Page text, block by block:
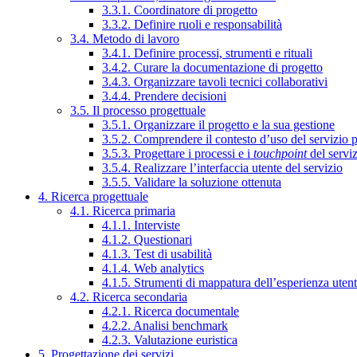
3.3.1. Coordinatore di progetto
3.3.2. Definire ruoli e responsabilità
3.4. Metodo di lavoro
3.4.1. Definire processi, strumenti e rituali
3.4.2. Curare la documentazione di progetto
3.4.3. Organizzare tavoli tecnici collaborativi
3.4.4. Prendere decisioni
3.5. Il processo progettuale
3.5.1. Organizzare il progetto e la sua gestione
3.5.2. Comprendere il contesto d’uso del servizio
3.5.3. Progettare i processi e i touchpointdel
3.5.4. Realizzare l’interfaccia utente del servizio
3.5.5. Validare la soluzione ottenuta
4. Ricerca progettuale
4.1. Ricerca primaria
4.1.1. Interviste
4.1.2. Questionari
4.1.3. Test di usabilità
4.1.4. Web analytics
4.1.5. Strumenti di mappatura dell’esperienza
4.2. Ricerca secondaria
4.2.1. Ricerca documentale
4.2.2. Analisi benchmark
4.2.3. Valutazione euristica
5. Progettazione dei servizi